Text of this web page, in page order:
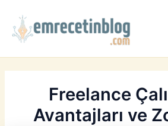
Freelance
Avantajları ve